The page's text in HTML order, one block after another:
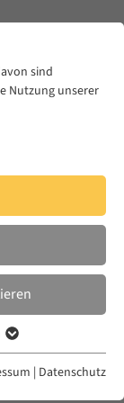
sind
Nutzung unserer
der
| Datenschutz